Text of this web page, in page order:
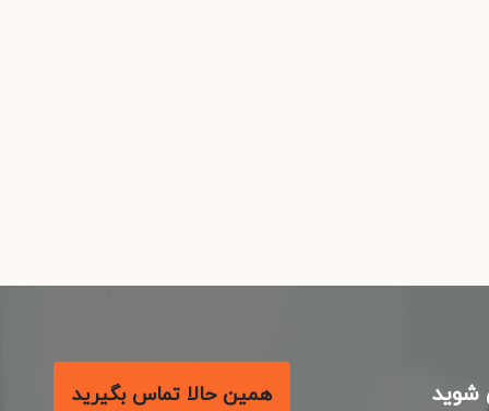
همین حالا تماس بگیرید